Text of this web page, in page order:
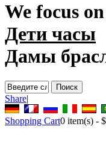
We focus on
Дети часы
Дамы
Share|
Shopping Cart0 item(s) -